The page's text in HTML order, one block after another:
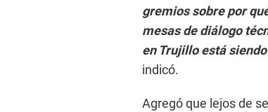
gremios sobre por
mesas de diálogo
en Trujillo está
indicó.
Agregó que lejos de